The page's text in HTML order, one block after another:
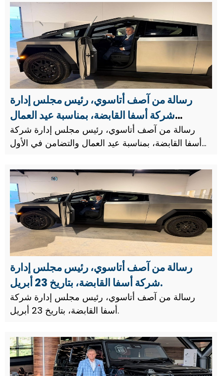
رسالة من آصف أتاسوي، رئيس مجلس إدارة
شركة أسفا القابضة، بمناسبة عيد العمال
والتضامن في الأول من مايو.
رسالة من آصف أتاسوي، رئيس مجلس إدارة شركة
أسفا القابضة، بمناسبة عيد العمال والتضامن في الأول
رسالة من آصف أتاسوي، رئيس مجلس إدارة
شركة أسفا القابضة، بتاريخ 23 أبريل.
رسالة من آصف أتاسوي، رئيس مجلس إدارة شركة
أسفا القابضة، بتاريخ 23 أبريل.